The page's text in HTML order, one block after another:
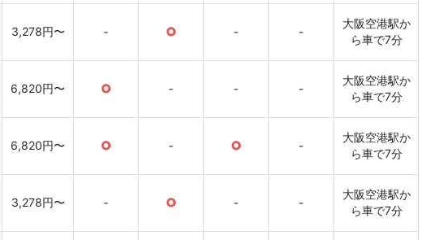
3,278円〜 - ○ - -
大阪空港駅か
ら車で7分
6,820円〜 ○ - - -
大阪空港駅か
ら車で7分
6,820円〜 ○ - ○ -
大阪空港駅か
ら車で7分
3,278円〜 - ○ - -
大阪空港駅か
ら車で7分